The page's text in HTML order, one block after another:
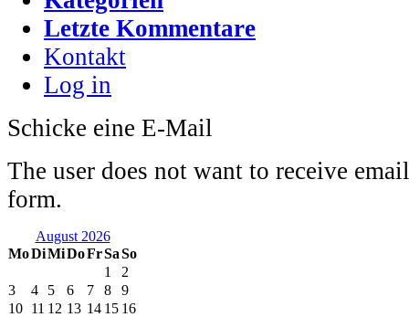
Letzte Kommentare
Kontakt
Log in
Schicke eine E-Mail
The user does not want to receive
form.
August 2026
MoDiMiDoFrSaSo
1
2
3
4 5 6 7 8
9
10 11 12 13 14 15 16